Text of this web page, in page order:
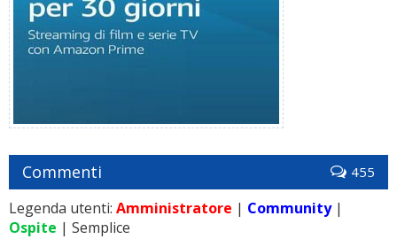
Commenti 455
Legenda utenti: Amministratore | Community|
Ospite | Semplice